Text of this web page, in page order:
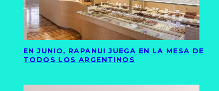
EN JUNIO, RAPANUI JUEGA EN LA MESA DE
TODOS LOS ARGENTINOS